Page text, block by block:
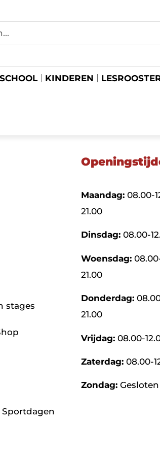
KINDEREN
stages
Maandag: 08.00-
21.00
Dinsdag: 08.00-
Woensdag:
21.00
Donderdag:
21.00
Vrijdag: 08.00-
Zaterdag: 08.00-
Zondag: Gesloten